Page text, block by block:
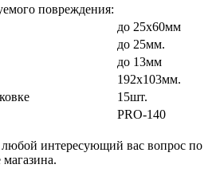
повреждения:
до 25x60мм
до 25мм.
до 13мм
192х103мм.
15шт.
PRO-140
интересующий вас вопрос по